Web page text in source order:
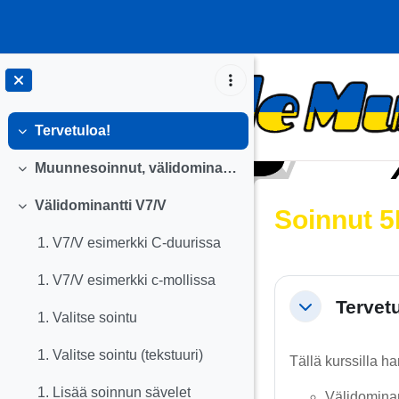
Tiivistä
Tervetuloa!
Tiivistä
Muunnesoinnut, välidominantit
Tiivistä
Välidominantti V7/V
1. V7/V esimerkki C-duurissa
1. V7/V esimerkki c-mollissa
1. Valitse sointu
1. Valitse sointu (tekstuuri)
1. Lisää soinnun sävelet
Soinnut
Osion
Tiivistä
Tällä kurssilla